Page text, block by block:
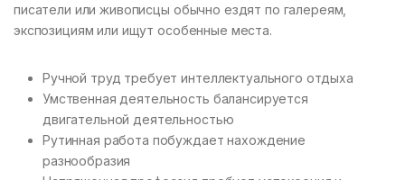
писатели или живописцы обычно ездят по галереям,
экспозициям или ищут особенные места.
Ручной труд требует интеллектуального отдыха
Умственная деятельность балансируется
двигательной деятельностью
Рутинная работа побуждает нахождение
разнообразия